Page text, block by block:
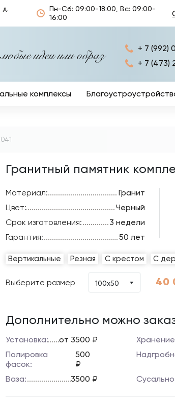
д.
Пн-Сб: 09:00-18:00, Вс: 09:00-
16:00
идеи или образ
+ 7 (992)
+ 7 (473)
комплексы
Ритуальные
Гранитный памятник
Материал:
Гранит
Цвет:
Черный
Срок изготовления:
3 недели
Гарантия:
50 лет
Вертикальные Резная С крестом С
Выберите размер 100х50 40
Дополнительно можно
Установка: от 3500 ₽
Полировка
фасок:
500
₽
Ваза: 3500 ₽